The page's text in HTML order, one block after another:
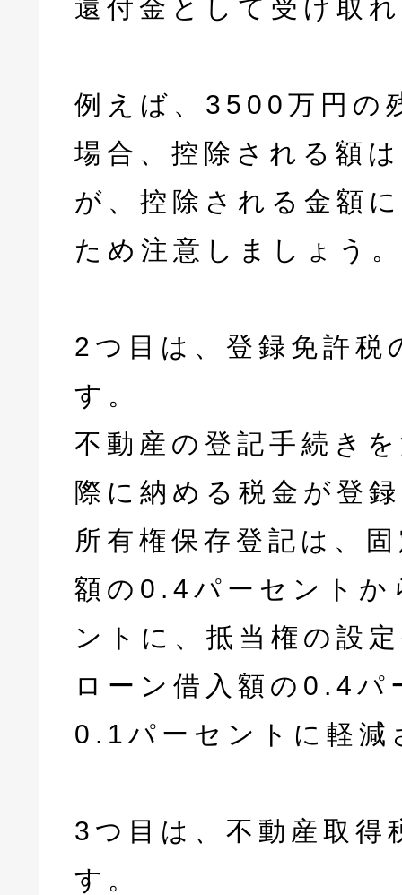
還付金として受け取
例えば、3500万円の
場合、控除される額
が、控除される金額
ため注意しましょう
2つ目は、登録免許税
す。
不動産の登記手続き
際に納める税金が登
所有権保存登記は、
額の0.4パーセント
ントに、抵当権の設
ローン借入額の0.4パ
0.1パーセントに軽減
3つ目は、不動産取得
す。